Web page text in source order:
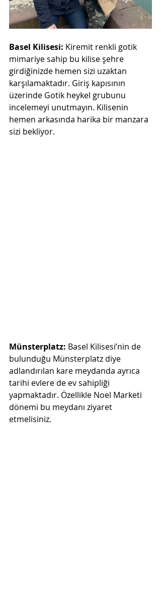
Basel Kilisesi: Kiremit renkli gotik
mimariye sahip bu kilise şehre
girdiğinizde hemen sizi uzaktan
karşılamaktadır. Giriş kapısının
üzerinde Gotik heykel grubunu
incelemeyi unutmayın. Kilisenin
hemen arkasında harika bir manzara
sizi bekliyor.
Münsterplatz: Basel Kilisesi’nin de
bulunduğu Münsterplatz diye
adlandırılan kare meydanda ayrıca
tarihi evlere de ev sahipliği
yapmaktadır. Özellikle Noel Marketi
dönemi bu meydanı ziyaret
etmelisiniz.